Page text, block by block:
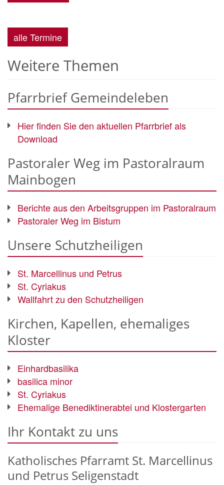
alle Termine
Weitere Themen
Pfarrbrief Gemeindeleben
Hier finden Sie den aktuellen Pfarrbrief als
Download
Pastoraler Weg im Pastoralraum
Mainbogen
Berichte aus den Arbeitsgruppen im Pastoralraum
Pastoraler Weg im Bistum
Unsere Schutzheiligen
St. Marcellinus und Petrus
St. Cyriakus
Wallfahrt zu den Schutzheiligen
Kirchen, Kapellen, ehemaliges
Kloster
Einhardbasilika
basilica minor
St. Cyriakus
Ehemalige Benediktinerabtei und Klostergarten
Ihr Kontakt zu uns
Katholisches Pfarramt St. Marcellinus
und Petrus Seligenstadt